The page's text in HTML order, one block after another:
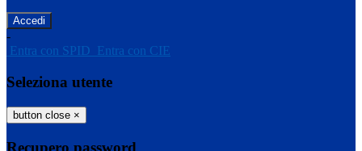
-
Entra con SPID Entra con CIE
Seleziona utente
button close ×
Recupero password